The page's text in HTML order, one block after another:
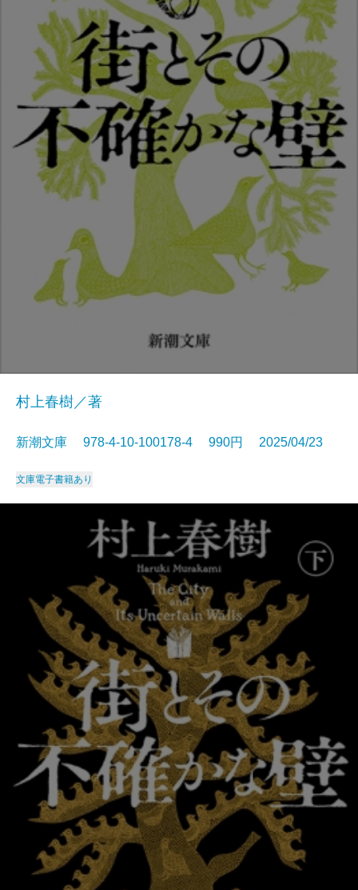
村上春樹／著
新潮文庫 978-4-10-100178-4 990円 2025/04/23
文庫電子書籍あり